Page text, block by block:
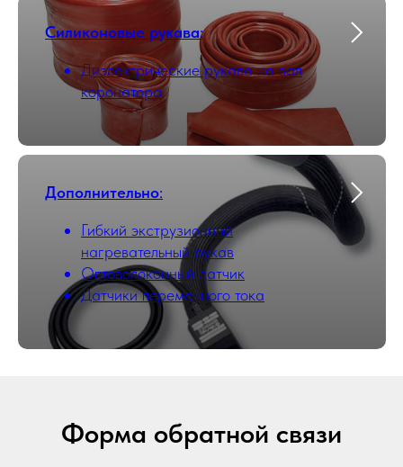
Силиконовые рукава:
Диэлектрические рукава на вал
коронатора
Дополнительно:
Гибкий экструзионный
нагревательный рукав
Оптоволоконный датчик
Датчики переменного тока
Форма обратной связи